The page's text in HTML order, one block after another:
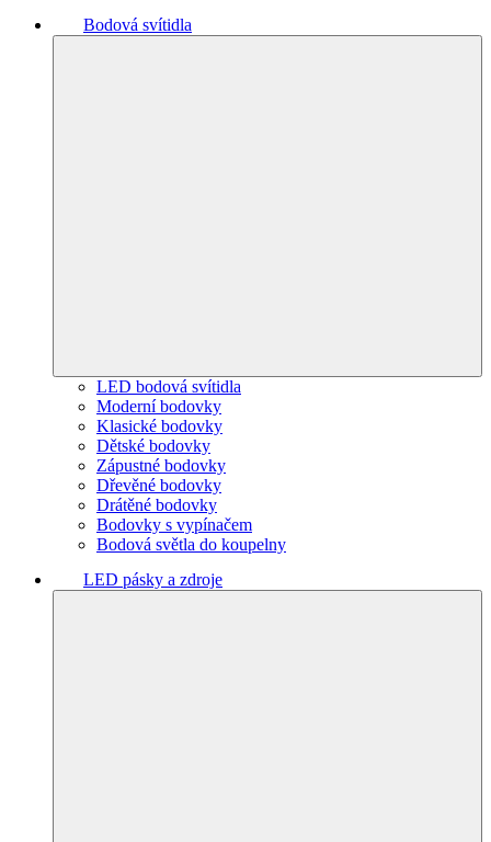
Bodová svítidla
LED bodová svítidla
Moderní bodovky
Klasické bodovky
Dětské bodovky
Zápustné bodovky
Dřevěné bodovky
Drátěné bodovky
Bodovky s vypínačem
Bodová světla do koupelny
LED pásky a zdroje